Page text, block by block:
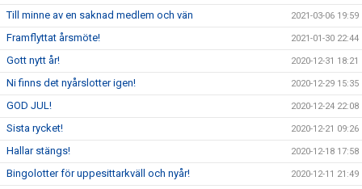
Till minne av en saknad medlem och vän 2021-03-06 19:59
Framflyttat årsmöte! 2021-01-30 22:44
Gott nytt år! 2020-12-31 18:21
Ni finns det nyårslotter igen! 2020-12-29 15:35
GOD JUL! 2020-12-24 22:08
Sista rycket! 2020-12-21 09:26
Hallar stängs! 2020-12-18 17:58
Bingolotter för uppesittarkväll och nyår! 2020-12-11 21:49